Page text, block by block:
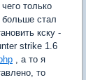
только
больше стал
кску -
strike 1.6
, а то я
то